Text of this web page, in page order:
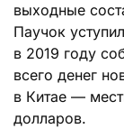
выходные
Паучок
в 2019 году
всего денег
в Китае —
долларов.